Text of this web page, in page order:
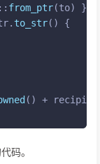
from_ptr(to) };
to_str() {
() +
码。